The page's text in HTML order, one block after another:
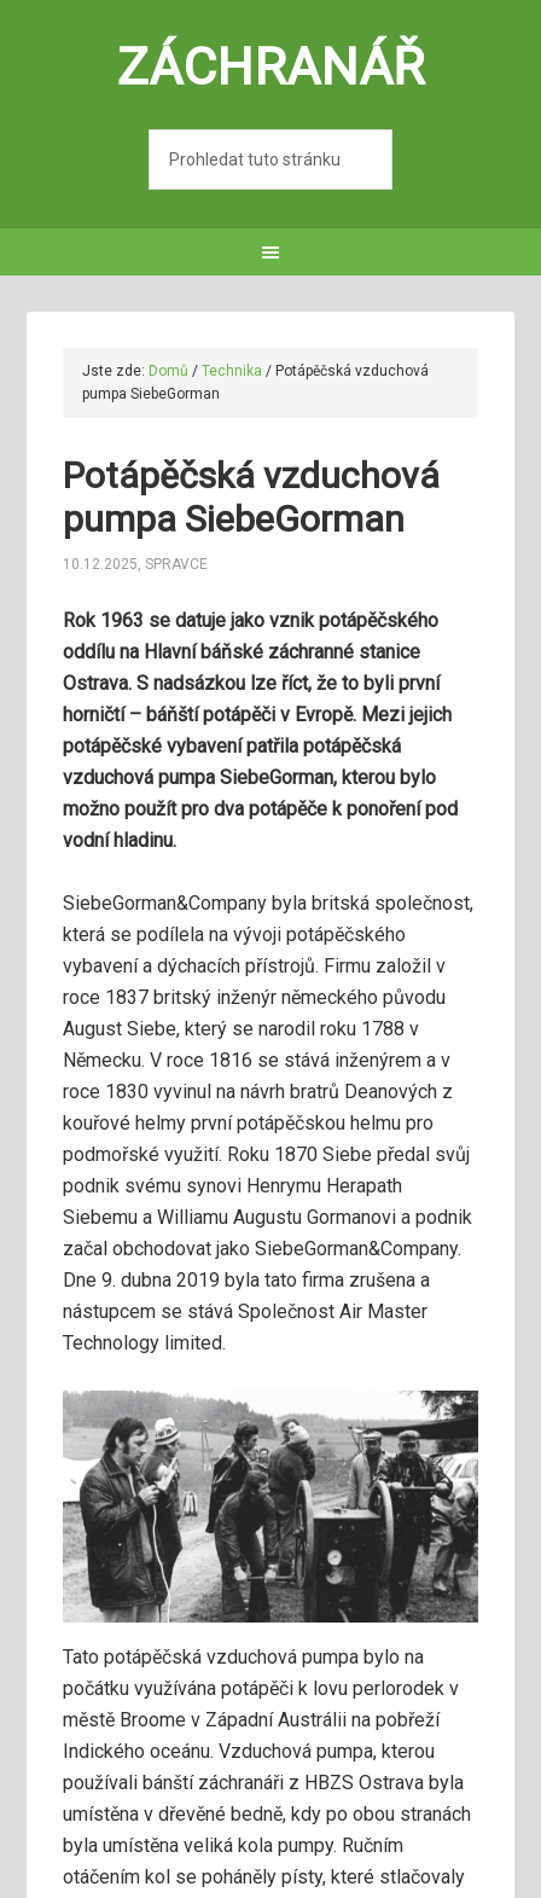
ZÁCHRANÁŘ
Jste zde: Domů / Technika / Potápěčská vzduchová
pumpa SiebeGorman
Potápěčská vzduchová
pumpa SiebeGorman
10.12.2025,SPRAVCE
Rok 1963 se datuje jako vznik potápěčského
oddílu na Hlavní báňské záchranné stanice
Ostrava. S nadsázkou lze říct, že to byli první
horničtí – báňští potápěči v Evropě. Mezi jejich
potápěčské vybavení patřila potápěčská
vzduchová pumpa SiebeGorman, kterou bylo
možno použít pro dva potápěče k ponoření pod
vodní hladinu.
SiebeGorman&Company byla britská společnost,
která se podílela na vývoji potápěčského
vybavení a dýchacích přístrojů. Firmu založil v
roce 1837 britský inženýr německého původu
August Siebe, který se narodil roku 1788 v
Německu. V roce 1816 se stává inženýrem a v
roce 1830 vyvinul na návrh bratrů Deanových z
kouřové helmy první potápěčskou helmu pro
podmořské využití. Roku 1870 Siebe předal svůj
podnik svému synovi Henrymu Herapath
Siebemu a Williamu Augustu Gormanovi a podnik
začal obchodovat jako SiebeGorman&Company.
Dne 9. dubna 2019 byla tato firma zrušena a
nástupcem se stává Společnost Air Master
Technology limited.
Tato potápěčská vzduchová pumpa bylo na
počátku využívána potápěči k lovu perlorodek v
městě Broome v Západní Austrálii na pobřeží
Indického oceánu. Vzduchová pumpa, kterou
používali bánští záchranáři z HBZS Ostrava byla
umístěna v dřevěné bedně, kdy po obou stranách
byla umístěna veliká kola pumpy. Ručním
otáčením kol se poháněly písty, které stlačovaly